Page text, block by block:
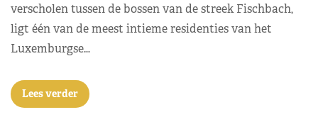
verscholen tussen de bossen van de streek Fischbach,
ligt één van de meest intieme residenties van het
Luxemburgse…
Lees verder